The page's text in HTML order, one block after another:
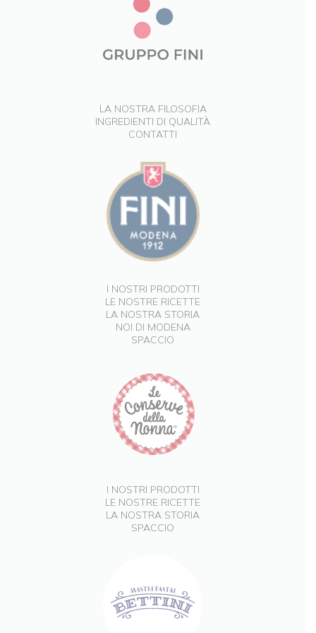
LA NOSTRA FILOSOFIA
INGREDIENTI DI QUALITÀ
CONTATTI
I NOSTRI PRODOTTI
LE NOSTRE RICETTE
LA NOSTRA STORIA
NOI DI MODENA
SPACCIO
I NOSTRI PRODOTTI
LE NOSTRE RICETTE
LA NOSTRA STORIA
SPACCIO